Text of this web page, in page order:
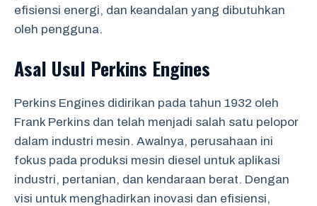
efisiensi energi, dan keandalan yang dibutuhkan
oleh pengguna.
Asal Usul Perkins Engines
Perkins Engines didirikan pada tahun 1932 oleh
Frank Perkins dan telah menjadi salah satu pelopor
dalam industri mesin. Awalnya, perusahaan ini
fokus pada produksi mesin diesel untuk aplikasi
industri, pertanian, dan kendaraan berat. Dengan
visi untuk menghadirkan inovasi dan efisiensi,